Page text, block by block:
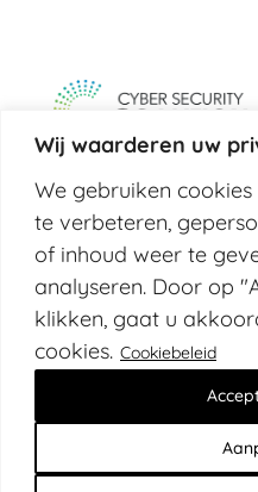
Wij waarderen uw
We gebruiken
te verbeteren,
of inhoud weer te
analyseren. Door op
klikken, gaat u
cookies. Cookiebeleid
© 2026 Fox&Fish BV